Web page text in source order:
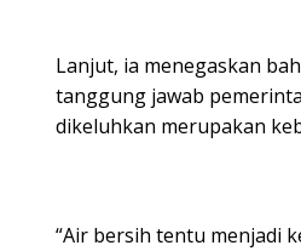
Lanjut, ia menegaskan
tanggung jawab
dikeluhkan merupakan
“Air bersih tentu menjadi